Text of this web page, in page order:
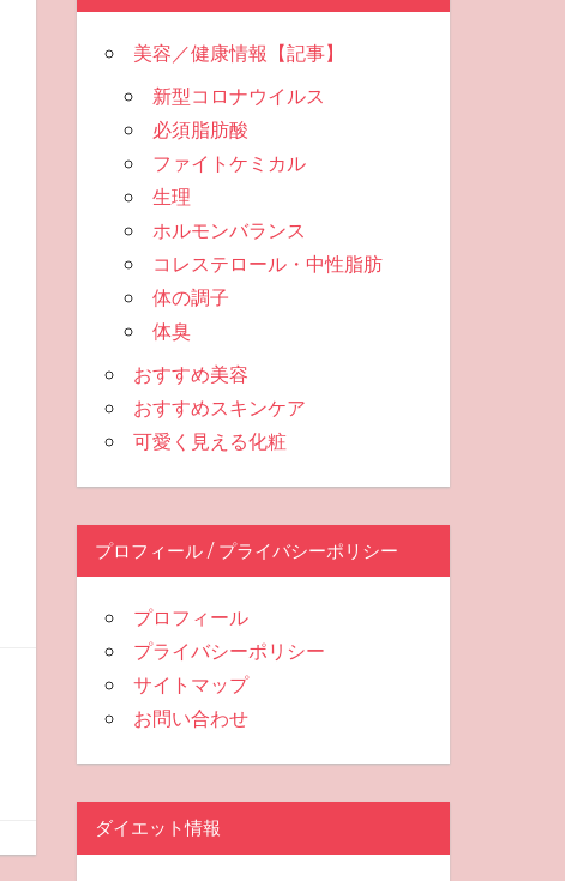
美容／健康情報【記事】
新型コロナウイルス
必須脂肪酸
ファイトケミカル
生理
ホルモンバランス
コレステロール・中性脂肪
体の調子
体臭
おすすめ美容
おすすめスキンケア
可愛く見える化粧
プロフィール / プライバシーポリシー
プロフィール
プライバシーポリシー
サイトマップ
お問い合わせ
ダイエット情報